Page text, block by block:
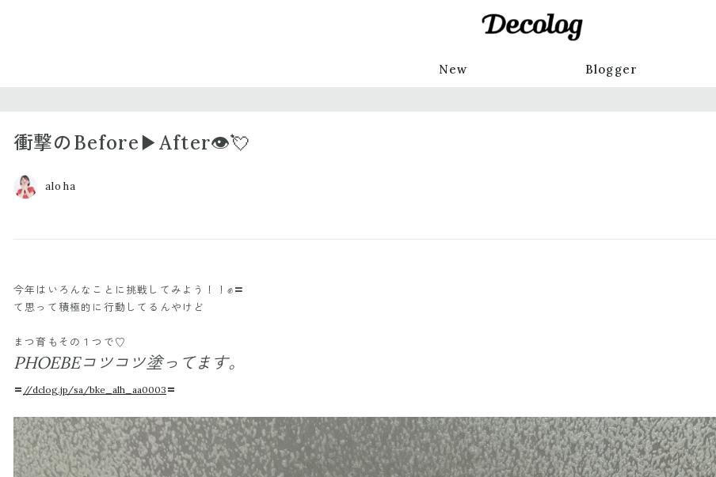
New Blogger
衝撃のBefore▶︎After👁💘
aloha
今年はいろんなことに挑戦してみよう！！✊〓
て思って積極的に行動してるんやけど
まつ育もその１つで♡
PHOEBEコツコツ塗ってます。
〓 //dclog.jp/sa/bke_alh_aa0003 〓